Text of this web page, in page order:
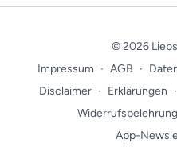
© 2026
Impressum ∙ AGB ∙
Disclaimer ∙ Erklärungen ∙
Widerrufsbelehrung
App-